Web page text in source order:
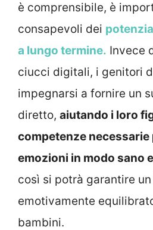
è comprensibile, è
consapevoli dei
a lungo termine. Invece
ciucci digitali, i genitori
impegnarsi a fornire un
diretto, aiutando i loro
competenze necessarie
emozioni in modo sano
così si potrà garantire
emotivamente
bambini.